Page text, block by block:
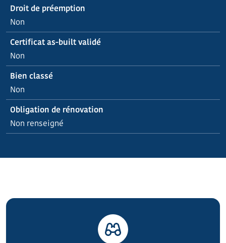
Droit de préemption
Non
Certificat as-built validé
Non
Bien classé
Non
Obligation de rénovation
Non renseigné